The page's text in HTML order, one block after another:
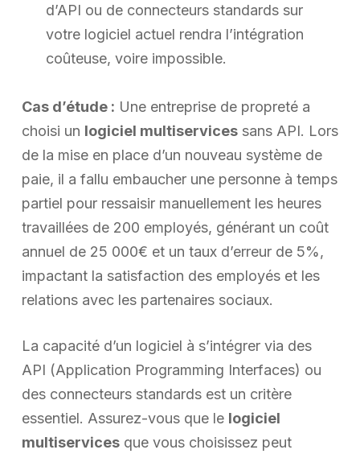
d’API ou de connecteurs standards sur
votre logiciel actuel rendra l’intégration
coûteuse, voire impossible.
Cas d’étude : Une entreprise de propreté a
choisi un logiciel multiservicessans API. Lors
de la mise en place d’un nouveau système de
paie, il a fallu embaucher une personne à temps
partiel pour ressaisir manuellement les heures
travaillées de 200 employés, générant un coût
annuel de 25 000€ et un taux d’erreur de 5%,
impactant la satisfaction des employés et les
relations avec les partenaires sociaux.
La capacité d’un logiciel à s’intégrer via des
API (Application Programming Interfaces) ou
des connecteurs standards est un critère
essentiel. Assurez-vous que le logiciel
multiservicesque vous choisissez peut